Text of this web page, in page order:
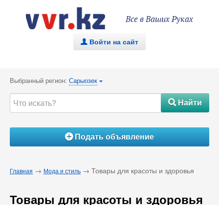
Все в Ваших Руках
. Войти на сайт
Выбранный регион: Сарыозек {
#Найти
ÁПодать объявление
Главная → Мода и стиль → Товары для красоты и здоровья
Товары для красоты и здоровья